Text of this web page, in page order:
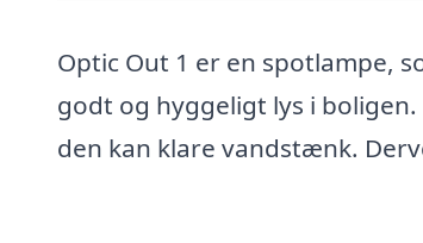
Optic Out 1 er en spotlampe,
godt og hyggeligt lys i
den kan klare vandstænk.